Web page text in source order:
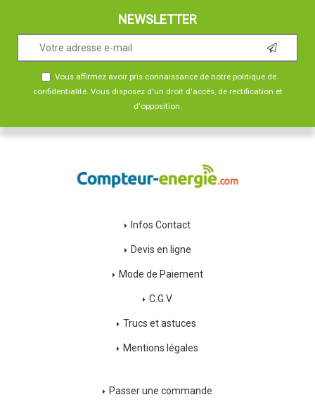
NEWSLETTER
Vous affirmez avoir pris connaissance de notre politique de
confidentialité. Vous disposez d'un droit d'accès, de rectification et
d'opposition.
Infos Contact
Devis en ligne
Mode de Paiement
C.G.V
Trucs et astuces
Mentions légales
Passer une commande